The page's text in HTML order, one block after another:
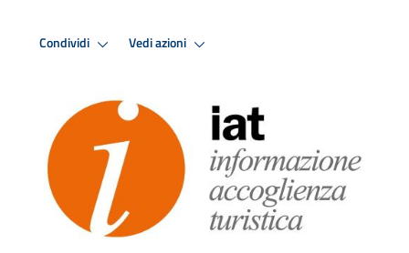
Condividi Vedi azioni